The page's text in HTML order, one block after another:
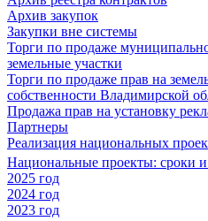
Архив закупок
Закупки вне системы
Торги по продаже
земельные участки
Торги по продаже прав на
собственности Владимирской
Продажа прав на установку
Партнеры
Реализация национальных
Национальные проекты: сроки
2025 год
2024 год
2023 год